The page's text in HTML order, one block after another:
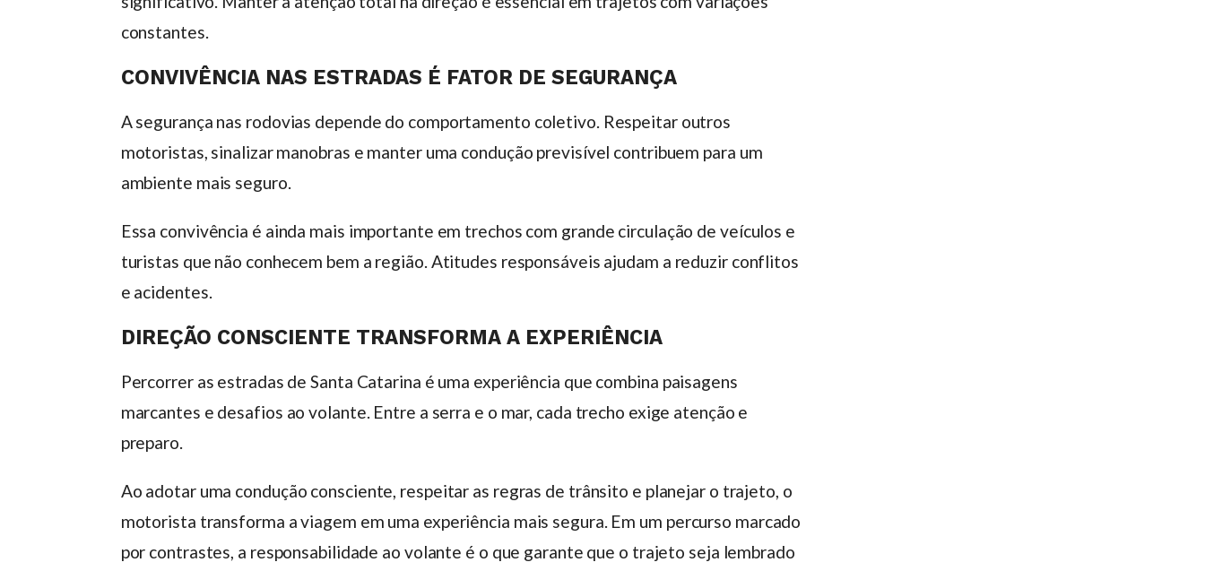
constantes.
CONVIVÊNCIA NAS ESTRADAS É FATOR DE SEGURANÇA
A segurança nas rodovias depende do comportamento coletivo. Respeitar outros
motoristas, sinalizar manobras e manter uma condução previsível contribuem para um
ambiente mais seguro.
Essa convivência é ainda mais importante em trechos com grande circulação de veículos e
turistas que não conhecem bem a região. Atitudes responsáveis ajudam a reduzir conflitos
e acidentes.
DIREÇÃO CONSCIENTE TRANSFORMA A EXPERIÊNCIA
Percorrer as estradas de Santa Catarina é uma experiência que combina paisagens
marcantes e desafios ao volante. Entre a serra e o mar, cada trecho exige atenção e
preparo.
Ao adotar uma condução consciente, respeitar as regras de trânsito e planejar o trajeto, o
motorista transforma a viagem em uma experiência mais segura. Em um percurso marcado
por contrastes, a responsabilidade ao volante é o que garante que o trajeto seja lembrado